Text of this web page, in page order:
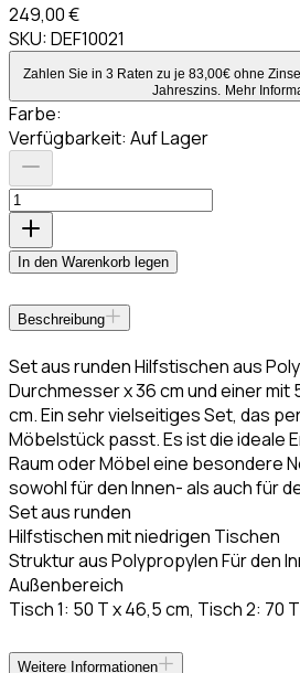
249,00 €
SKU:DEF10021
Zahlen Sie in 3 Raten zu je 83,00€ ohne
Jahreszins. Mehr
Farbe:
Verfügbarkeit: Auf Lager
In den Warenkorb legen
Beschreibung
Set aus runden Hilfstischen aus
Durchmesser x 36 cm und einer mit
cm. Ein sehr vielseitiges Set, das
Möbelstück passt. Es ist die ideale
Raum oder Möbel eine besondere
sowohl für den Innen- als auch für
Set aus runden
Hilfstischen mit niedrigen Tischen
Struktur aus Polypropylen Für den
Außenbereich
Tisch 1: 50 T x 46,5 cm, Tisch 2: 70
Weitere Informationen